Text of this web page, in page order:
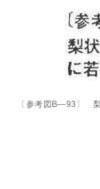
〔参考図B―93〕